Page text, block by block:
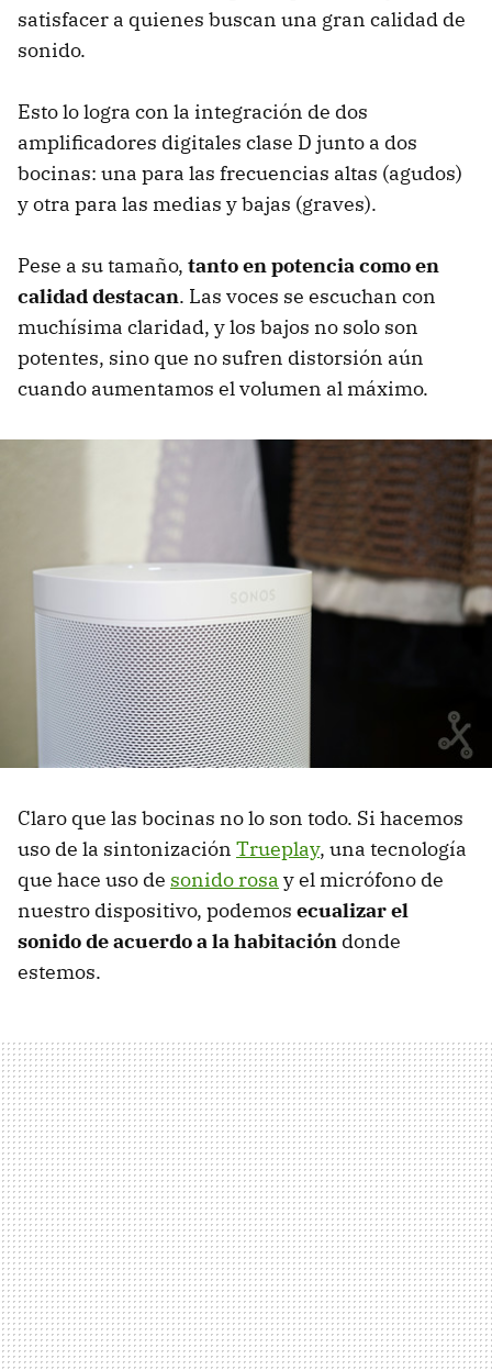
satisfacer a quienes buscan una gran calidad de
sonido.
Esto lo logra con la integración de dos
amplificadores digitales clase D junto a dos
bocinas: una para las frecuencias altas (agudos)
y otra para las medias y bajas (graves).
Pese a su tamaño, tanto en potencia como en
calidad destacan. Las voces se escuchan con
muchísima claridad, y los bajos no solo son
potentes, sino que no sufren distorsión aún
cuando aumentamos el volumen al máximo.
Claro que las bocinas no lo son todo. Si hacemos
uso de la sintonización Trueplay, una tecnología
que hace uso de sonido rosa y el micrófono de
nuestro dispositivo, podemos ecualizar el
sonido de acuerdo a la habitación donde
estemos.